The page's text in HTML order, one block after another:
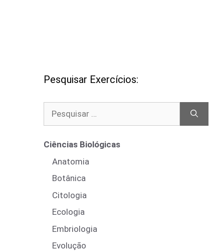
Pesquisar Exercícios:
Ciências Biológicas
Anatomia
Botânica
Citologia
Ecologia
Embriologia
Evolução